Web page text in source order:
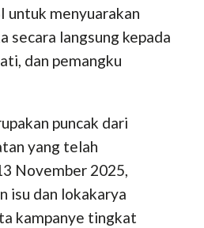
untuk menyuarakan
secara langsung kepada
dan pemangku
puncak dari
yang telah
November 2025,
isu dan lokakarya
kampanye tingkat